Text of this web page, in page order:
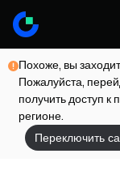
Похоже, вы
Пожалуйста,
получить доступ
регионе.
Переключить